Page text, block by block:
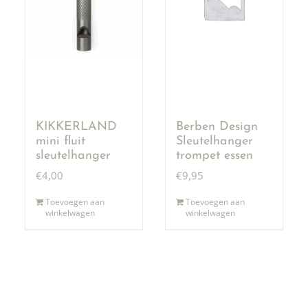
KIKKERLAND
mini fluit
sleutelhanger
€4,00
Toevoegen aan
winkelwagen
Berben Design
Sleutelhanger
trompet essen
€9,95
Toevoegen aan
winkelwagen